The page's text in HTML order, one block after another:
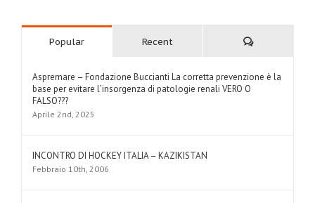
Popular Recent Comments
Aspremare – Fondazione Buccianti La corretta prevenzione è la
base per evitare l’insorgenza di patologie renali VERO O
FALSO???
Aprile 2nd, 2025
INCONTRO DI HOCKEY ITALIA – KAZIKISTAN
Febbraio 10th, 2006